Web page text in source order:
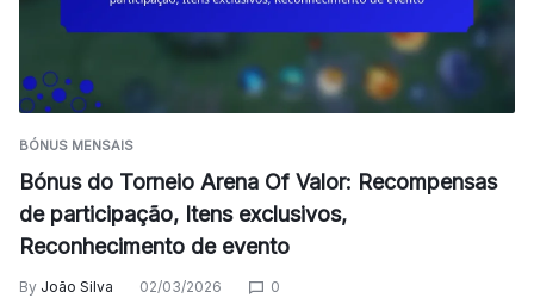
BÓNUS MENSAIS
Bónus do Torneio Arena Of Valor: Recompensas
de participação, Itens exclusivos,
Reconhecimento de evento
By João Silva 02/03/2026 0